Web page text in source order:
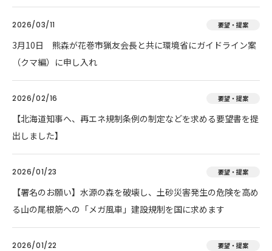
2026/03/11 要望・提案
3月10日 熊森が花巻市猟友会長と共に環境省にガイドライン案
（クマ編）に申し入れ
2026/02/16 要望・提案
【北海道知事へ、再エネ規制条例の制定などを求める要望書を提
出しました】
2026/01/23 要望・提案
【署名のお願い】水源の森を破壊し、土砂災害発生の危険を高め
る山の尾根筋への「メガ風車」建設規制を国に求めます
2026/01/22 要望・提案